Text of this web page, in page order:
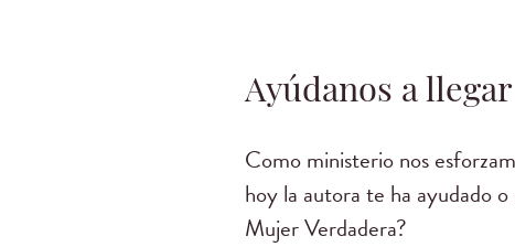
Ayúdanos a
Como ministerio nos
hoy la autora te ha ayudado
Mujer Verdadera?